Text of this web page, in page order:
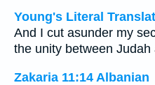
Young's Literal
And I cut asunder my
the unity between Judah
Zakaria 11:14 Albanian